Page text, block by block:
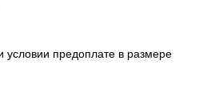
предоплате в размере